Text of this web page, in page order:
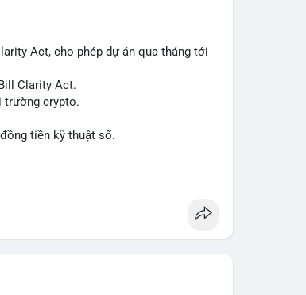
Act, cho phép dự án qua tháng tới
Clarity Act.
trường crypto.
tiền kỹ thuật số.